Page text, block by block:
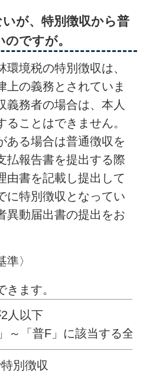
が、特別徴収から普
ですが。
境税の特別徴収は、
上の義務とされていま
義務者の場合は、本人
ことはできません。
ある場合は普通徴収を
払報告書を提出する際
由書を記載し提出して
に特別徴収となってい
異動届出書の提出をお
準〉
ます。
人以下
～「普F」に該当する
別徴収